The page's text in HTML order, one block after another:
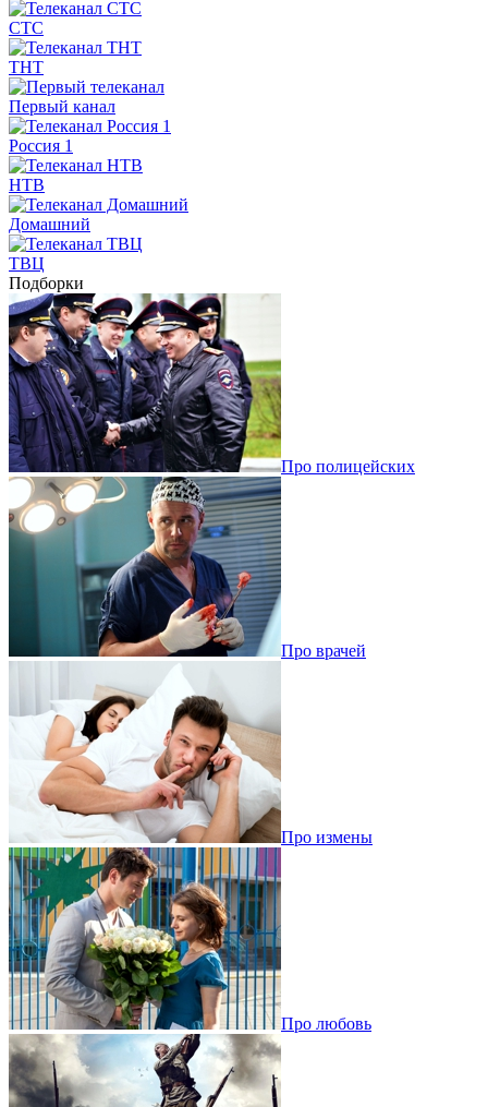
СТС
ТНТ
Первый канал
Россия 1
НТВ
Домашний
ТВЦ
Подборки
Про полицейских
Про врачей
Про измены
Про любовь